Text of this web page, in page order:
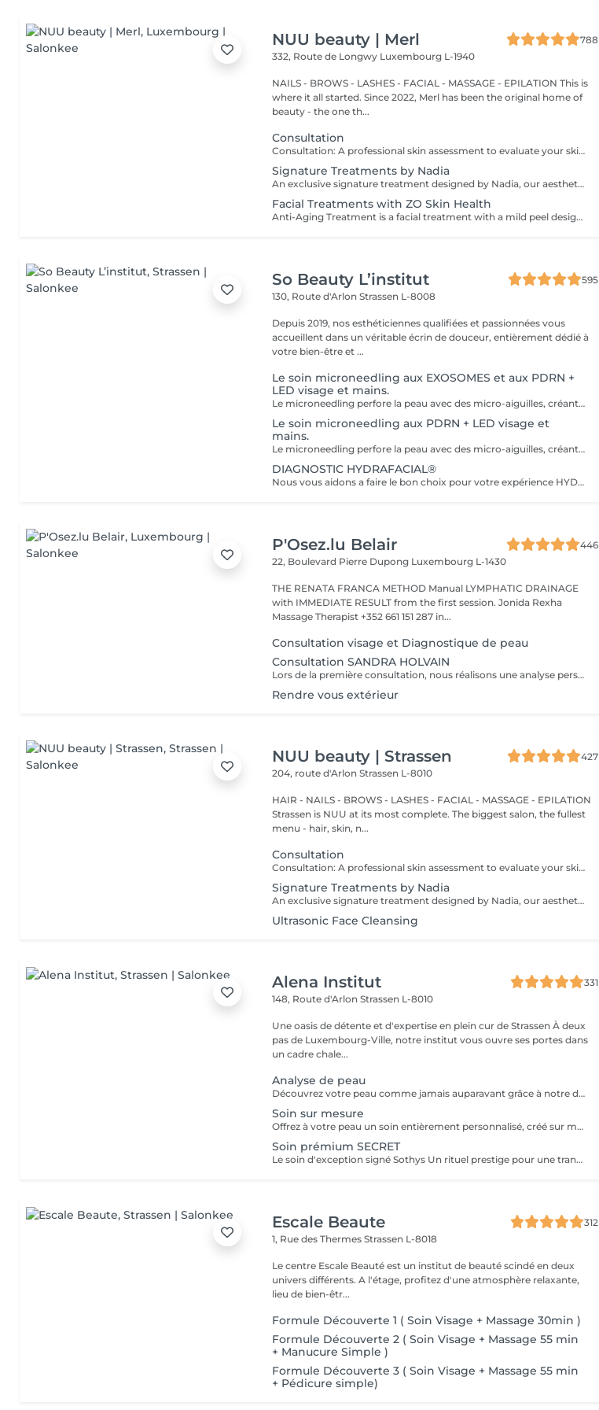
NUU beauty | Merl
788
332, Route de Longwy Luxembourg L-1940
NAILS - BROWS - LASHES - FACIAL - MASSAGE - EPILATION This is
where it all started. Since 2022, Merl has been the original home of
beauty - the one th...
Consultation
Consultation: A professional skin assessment to evaluate your skin condition, discuss your concerns, and recommend the most suitable treatments and home care routine. Consultation&First Procedure: A professional skin assessment to evaluate your skin condition, discuss your concerns, and recommend the most suitable treatments and home care routine. Followed by a customised treatment designed to address your skin's immediate needs. The price will depend on the type of procedure.
Signature Treatments by Nadia
An exclusive signature treatment designed by Nadia, our aesthetician, for the delicate eye and neck area. It delivers intensive hydration and improves skin elasticity, helping to restore firmness, smoothness, and a visibly refreshed appearance. The treatment helps reduce the appearance of fine lines, provides a gentle brightening effect around the eyes, and creates a natural lifting result for a more rested and youthful look. Another combination is eye- and neck-intensive hydration with a full facial treatment. This combination is ideal for clients seeking full-face care and an instantly refreshed, healthy look.
Facial Treatments with ZO Skin Health
Anti-Aging Treatment is a facial treatment with a mild peel designed to restore hydration, smooth dry, rough texture, soften lines and strengthen skin to prevent future aging and skin damage. Redness Treatment is a facial treatment with a mild peel designed to calm skin and minimize symptoms associated with red, sensitized skin, including rosacea. Ultra Hydration Treatment is a facial treatment with a mild peel designed to soothe skin and restore hydration in dry, dehydrated skin. Skin Brightening Treatment is a facial treatment with a mild peel designed to target mild discoloration and restore a more even skin tone. Acne + Oil Control Treatment is a facial treatment with a mild peel to decongest pores, absorb excess surface oil, target blemishes and prevent future breakouts. Enzyme Facial Treatment is a gentle, effective facial treatment with enzymatic exfoliation to revive dull skin, replenish hydration, soothe skin and restore healthy skin barrier to strengthen skin. Stimulator Peel is the perfect lunchtime peel, gentle enough for all skin types. An effective blend of AHAs provide immediately healthier, glowing skin with no downtime. Added antioxidants and anti-irritants neutralize free radicals and calm the skin.
So Beauty L’institut
595
130, Route d'ArlonStrassen L-8008
Depuis 2019, nos esthéticiennes qualifiées et passionnées vous
accueillent dans un véritable écrin de douceur, entièrement dédié à
votre bien-être et ...
Le soin microneedling aux EXOSOMES et aux PDRN +
LED visage et mains.
Le microneedling perfore la peau avec des micro-aiguilles, créant des micro-canaux qui permettent à un sérum actif (PDRN ou exosomes) de pénétrer en profondeur dans le derme. C'est ce qu'on appelle un soin « biostimulateur » : on ne remplit pas, on stimule la peau pour qu'elle se régénère elle-même. L'association des exosomes et du PDRN (Polydésoxyribonucléotide) est une révolution anti-âge. Il représente le protocole de régénération cutanée le plus avancé en médecine esthétique. Cette synergie permet de stimuler le renouvellement cellulaire de façon accélérée, d'atténuer les cicatrices et de lifter le teint sans chirurgie. C'est une synergie régénératrice puissante, ces deux actifs maximisent la réparation tissulaire et l'éclat du teint. Idéale pour les peaux: matures , avec des dommages solaires importants, des cicatrices, une perte de fermeté. Soin plus puissant que le PDRN . Pour optimiser les effets du soin, nous appliquerons la lumière LED sur le visage. Profitez, également, d'un traitement anti-âge à la lumière Led pour les mains.
Le soin microneedling aux PDRN + LED visage et
mains.
Le microneedling perfore la peau avec des micro-aiguilles, créant des micro-canaux qui permettent à un sérum actif (PDRN ou exosomes) de pénétrer en profondeur dans le derme. C'est ce qu'on appelle un soin « biostimulateur » : on ne remplit pas, on stimule la peau pour qu'elle se régénère elle-même. Tandis que le sérum PDRN pénètre profondément pour stimuler la réparation cellulaire, accélérer la cicatrisation et booster la production de collagène. Pour optimiser les effets du soin, nous appliquerons la lumière LED sur le visage. Profitez, également, d'un traitement anti-âge à la lumière Led pour les mains.
DIAGNOSTIC HYDRAFACIAL®
Nous vous aidons a faire le bon choix pour votre expérience HYDRAFACIAL®
P'Osez.lu Belair
446
22, Boulevard Pierre Dupong Luxembourg L-1430
THE RENATA FRANCA METHOD Manual LYMPHATIC DRAINAGE
with IMMEDIATE RESULT from the first session. Jonida Rexha
Massage Therapist +352 661 151 287 in...
Consultation visage et Diagnostique de peau
Consultation SANDRA HOLVAIN
Lors de la première consultation, nous réalisons une analyse personnalisée de votre peau et de votre routine cosmétique. Nous définissons ensuite un plan de traitement sur mesure, adapté à vos besoins et à vos objectifs.
Rendre vous extérieur
NUU beauty | Strassen
427
204, route d'ArlonStrassen L-8010
HAIR - NAILS - BROWS - LASHES - FACIAL - MASSAGE - EPILATION
Strassen is NUU at its most complete. The biggest salon, the fullest
menu - hair, skin, n...
Consultation
Consultation: A professional skin assessment to evaluate your skin condition, discuss your concerns, and recommend the most suitable treatments and home care routine. Consultation&First Procedure: A professional skin assessment to evaluate your skin condition, discuss your concerns, and recommend the most suitable treatments and home care routine. Followed by a customised treatment designed to address your skin's immediate needs. The price will depend on the type of procedure.
Signature Treatments by Nadia
An exclusive signature treatment designed by Nadia, our aesthetician, for the delicate eye and neck area. It delivers intensive hydration and improves skin elasticity, helping to restore firmness, smoothness, and a visibly refreshed appearance. The treatment helps reduce the appearance of fine lines, provides a gentle brightening effect around the eyes, and creates a natural lifting result for a more rested and youthful look. Another combination is eye- and neck-intensive hydration with a full facial treatment. This combination is ideal for clients seeking full-face care and an instantly refreshed, healthy look.
Ultrasonic Face Cleansing
Alena Institut
331
148, Route d'ArlonStrassen L-8010
Une oasis de détente et d'expertise en plein cur de Strassen À deux
pas de Luxembourg-Ville, notre institut vous ouvre ses portes dans
un cadre chale...
Analyse de peau
Découvrez votre peau comme jamais auparavant grâce à notre diagnostic cutané avancé. À l'aide d'un analyseur professionnel et de l'oeil expert de votre esthéticienne, nous évaluons différents paramètres essentiels tels que l'hydratation, le sébum, la profondeur des rides , l'état de votre barrière cutané et beaucoup d'autre mesures afin d'obtenir une vision précise de l'état de votre peau. Cette analyse nous permet de cibler vos besoins réels et de vous orienter vers les soins et les produits les plus adaptés pour optimiser vos résultats. Un véritable point de départ pour construire une routine beauté efficace et personnalisée. Diagnostic offert lorsqu'il est réalisé dans le cadre d'un soin ou à l'achat de produits.
Soin sur mesure
Offrez à votre peau un soin entièrement personnalisé, créé sur mesure par votre experte Sothys selon ses besoins du moment. Grâce à un analyseur professionnel et à l'il expert de votre esthéticienne, nous évaluons différents paramètres essentiels : hydratation, sébum, profondeur des rides, état de la barrière cutanée et bien d'autres mesures. Ce diagnostic précis permet d'identifier les besoins réels de votre peau et d'adapter chaque étape du soin : nettoyage profond, exfoliation ciblée, modelage expert, masque haute performance et sélection d'actifs Sothys selon votre objectif hydratation, éclat, apaisement, anti-âge ou pureté. Un seul soin, des milliers de possibilités, pour rééquilibrer votre peau et révéler un teint plus lumineux, plus lisse et plus uniforme dès la première séance. Un véritable point de départ pour construire une routine beauté efficace, avec des soins et des produits parfaitement adaptés à votre peau.
Soin prémium SECRET
Le soin d'exception signé Sothys Un rituel prestige pour une transformation visible de la peau et une expérience sensorielle incomparable. Ce soin d'exception combine des manoeuvres expertes Sothys, des textures nobles, un double modelage visage sur-mesure et un masque haute performance pour lisser, repulper et illuminer intensément la peau. Grâce à une séquence unique de gestes précis et enveloppants, le Rituel Secret offre un moment de lâcher-prise total et des résultats visibles dès la première séance : peau éclatante, lissée, revitalisée et profondément nourrie. Un soin rare, élégant, pensé pour les clientes exigeantes qui recherchent : - une expérience prémium, - des résultats anti-âge visibles rapidement, - un moment d'exception, hors du temps, réservé aux instituts experts Sothys.
Escale Beaute
312
1, Rue des ThermesStrassen L-8018
Le centre Escale Beauté est un institut de beauté scindé en deux
univers différents. A l'étage, profitez d'une atmosphère relaxante,
lieu de bien-êtr...
Formule Découverte 1 ( Soin Visage + Massage 30min )
Formule Découverte 2 ( Soin Visage + Massage 55 min
+ Manucure Simple )
Formule Découverte 3 ( Soin Visage + Massage 55 min
+ Pédicure simple)